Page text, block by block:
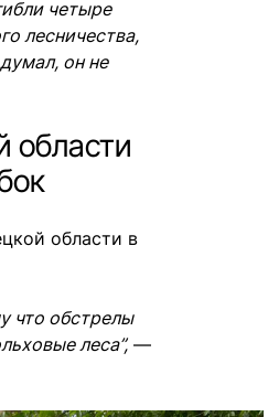
четыре
лесничества,
он не
области
области в
что обстрелы
леса”, —